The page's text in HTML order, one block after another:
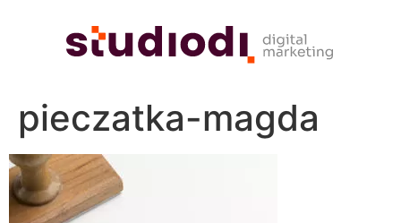
pieczatka-magda